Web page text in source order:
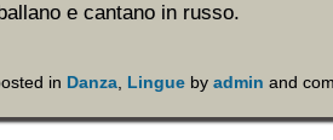
e cantano in russo.
in Danza, Lingueby admin and